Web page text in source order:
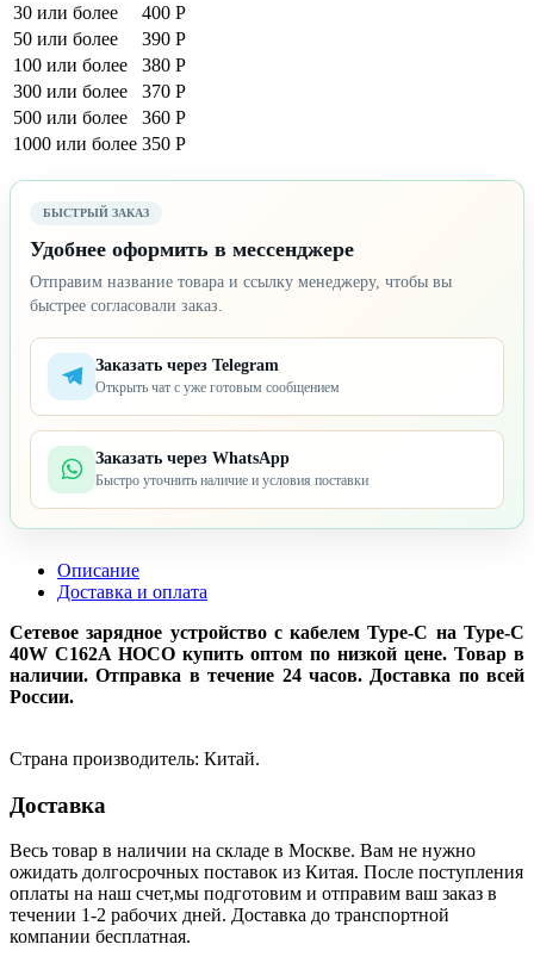
30 или более
400 Р
50 или более
390 Р
100 или более
380 Р
300 или более
370 Р
500 или более
360 Р
1000 или более 350 Р
БЫСТРЫЙ ЗАКАЗ
Удобнее оформить в мессенджере
Отправим название товара и ссылку менеджеру, чтобы вы
быстрее согласовали заказ.
Заказать через Telegram
Открыть чат с уже готовым сообщением
Заказать через WhatsApp
Быстро уточнить наличие и условия поставки
Описание
Доставка и оплата
Сетевое зарядное устройство с кабелем Type-C на Type-C
40W C162A HOCO купить оптом по низкой цене. Товар в
наличии. Отправка в течение 24 часов. Доставка по всей
России.
Страна производитель: Китай.
Доставка
Весь товар в наличии на складе в Москве. Вам не нужно
ожидать долгосрочных поставок из Китая. После поступления
оплаты на наш счет,мы подготовим и отправим ваш заказ в
течении 1-2 рабочих дней. Доставка до транспортной
компании бесплатная.